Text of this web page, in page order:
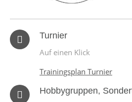
Turnier
Auf einen Klick
Trainingsplan Turnier
Hobbygruppen,